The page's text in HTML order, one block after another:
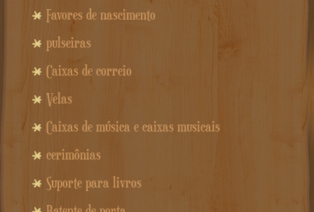
Favores de nascimento
pulseiras
Caixas de correio
Velas
Caixas de música e caixas musicais
cerimônias
Suporte para livros